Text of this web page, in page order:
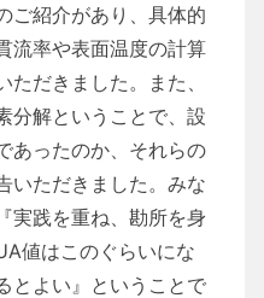
ご紹介があり、具体的
流率や表面温度の計算
だきました。また、
分解ということで、設
あったのか、それらの
いただきました。みな
実践を重ね、勘所を身
値はこのぐらいにな
とよい』ということで